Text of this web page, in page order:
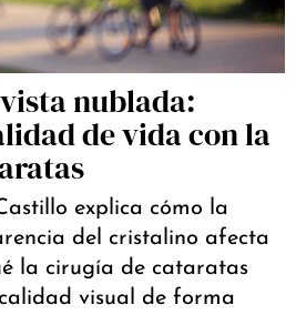
nublada:
de vida con la
explica cómo la
del cristalino afecta
la cirugía de cataratas
visual de forma